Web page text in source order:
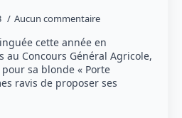
Aucun commentaire
cette année en
Concours Général Agricole,
sa blonde « Porte
ravis de proposer ses